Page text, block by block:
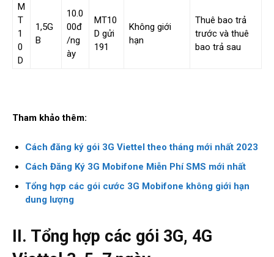
M
T
1
0
D
1,5G
B
10.0
00đ
/ng
ày
MT10
D gửi
191
Không giới
hạn
Thuê bao trả
trước và thuê
bao trả sau
Tham khảo thêm:
Cách đăng ký gói 3G Viettel theo tháng mới nhất 2023
Cách Đăng Ký 3G Mobifone Miễn Phí SMS mới nhất
Tổng hợp các gói cước 3G Mobifone không giới hạn
dung lượng
II. Tổng hợp các gói 3G, 4G